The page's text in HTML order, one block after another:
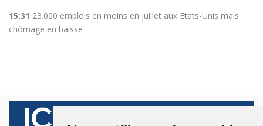
15:31 23.000 emplois en moins en juillet aux Etats-Unis mais
chômage en baisse